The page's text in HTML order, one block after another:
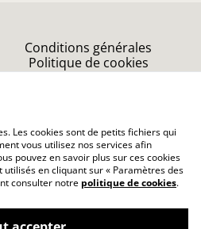
Conditions générales
Politique de cookies
Les cookies sont de petits fichiers qui
vous utilisez nos services afin
pouvez en savoir plus sur ces cookies
en cliquant sur « Paramètres des
consulter notre politique de cookies.